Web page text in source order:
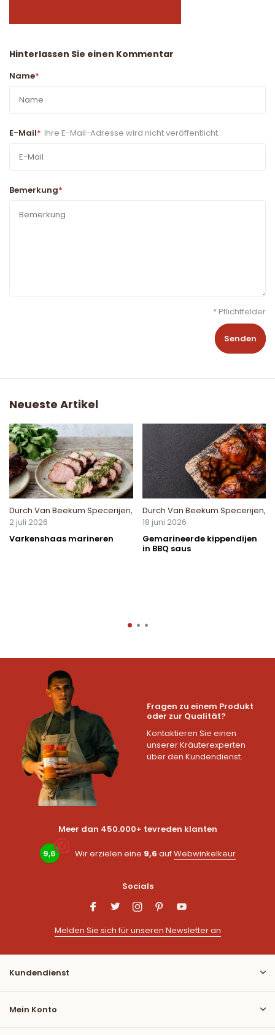
Hinterlassen Sie einen Kommentar
Name*
E-Mail* Ihre E-Mail-Adresse wird nicht veröffentlicht.
Bemerkung*
* Pflichtfelder
Senden
Neueste Artikel
Durch Van Beekum Specerijen,
2 juli 2026
Varkenshaas marineren
Durch Van Beekum Specerijen,
18 juni 2026
Gemarineerde kippendijen
in BBQ saus
Fragen zu einem Produkt
oder zur Qualität?
Kontaktieren Sie einen
unserer Kräuterexperten
über den Kundendienst.
Meer dan 450.000+ tevreden klanten
9,6 Wir erzielen eine 9,6 aufWebwinkelkeur
Socials
Melden Sie sich für unseren Newsletter an
Kundendienst
Mein Konto